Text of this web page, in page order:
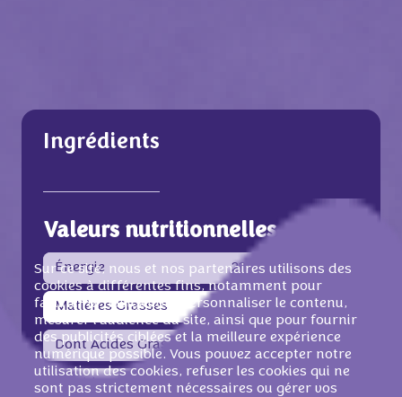
Ingrédients
Valeurs nutritionnelles
Énergie 2213 KJ /530 Kcal
Matières Grasses 29g
Dont Acides Gras Saturés 18g
Glucides 59g
Sur ce site, nous et nos partenaires utilisons des
cookies à différentes fins, notamment pour
faciliter la navigation, personnaliser le contenu,
mesurer l'audience du site, ainsi que pour fournir
des publicités ciblées et la meilleure expérience
numérique possible. Vous pouvez accepter notre
utilisation des cookies, refuser les cookies qui ne
sont pas strictement nécessaires ou gérer vos